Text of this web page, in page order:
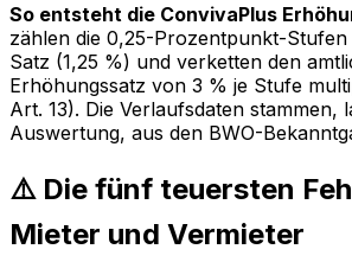
So entsteht die ConvivaPlus
zählen die 0,25-Prozentpunkt-
Satz (1,25 %) und verketten den
Erhöhungssatz von 3 % je Stufe
Art. 13). Die Verlaufsdaten stammen,
Auswertung, aus den BWO-
⚠️ Die fünf teuersten
Mieter und Vermieter